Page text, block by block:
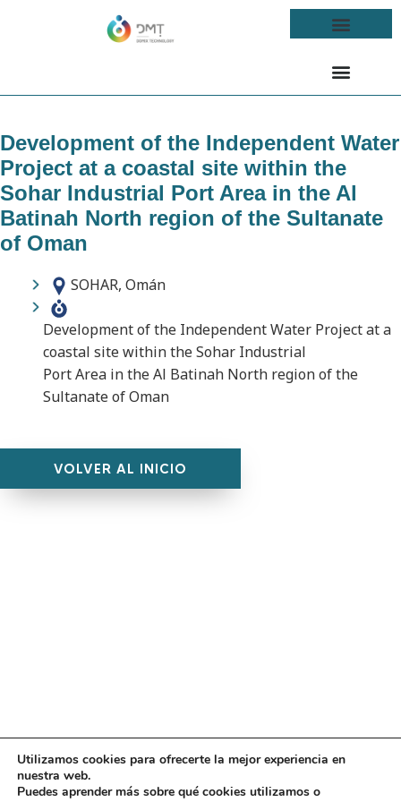
Development of the Independent Water
Project at a coastal site within the
Sohar Industrial Port Area in the Al
Batinah North region of the Sultanate
of Oman
SOHAR, Omán
Development of the Independent Water Project at a
coastal site within the Sohar Industrial
Port Area in the Al Batinah North region of the
Sultanate of Oman
VOLVER AL INICIO
Diseñojuangmendez. Copyright © 2026DMT·Aviso
Legal|Política de privacidad
Utilizamos cookies para ofrecerte la mejor experiencia en
nuestra web.
Puedes aprender más sobre qué cookies utilizamos o